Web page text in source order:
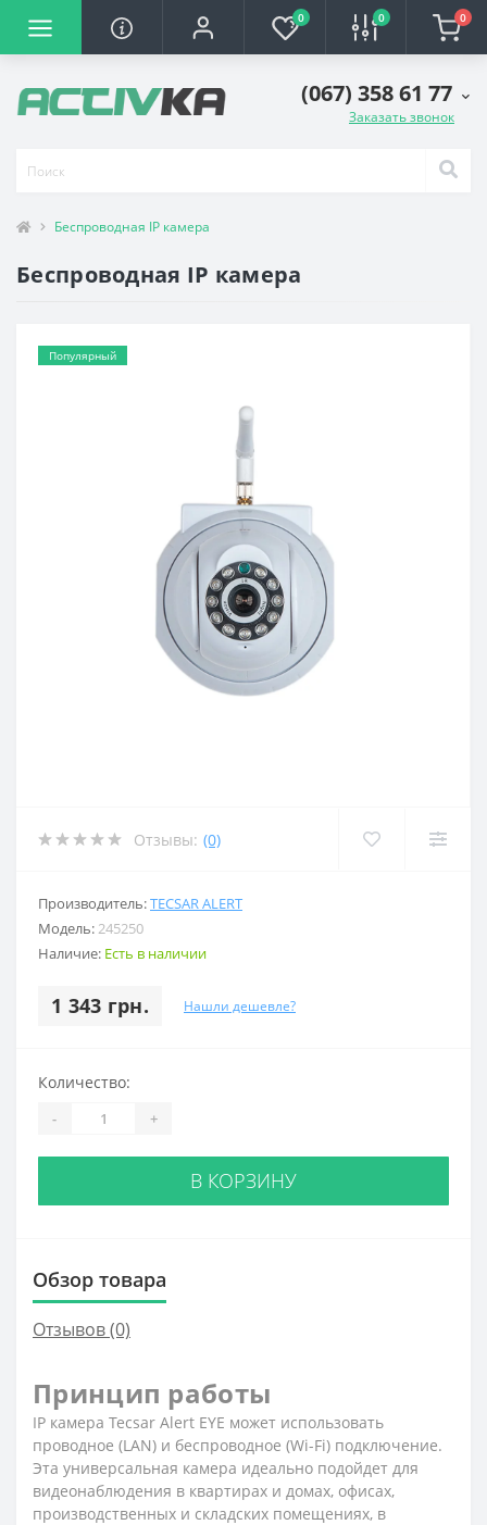
0 0 0
(067) 358 61 77
Заказать звонок
Беспроводная IP камера
Беспроводная IP камера
Популярный
Отзывы: (0)
Производитель:TECSAR ALERT
Модель:245250
Наличие: Есть в наличии
1 343 грн. Нашли дешевле?
Количество:
- +
В КОРЗИНУ
Обзор товара
Отзывов (0)
Принцип работы
IP камера Tecsar Alert EYE может использовать
проводное (LAN) и беспроводное (Wi-Fi) подключение.
Эта универсальная камера идеально подойдет для
видеонаблюдения в квартирах и домах, офисах,
производственных и складских помещениях, в